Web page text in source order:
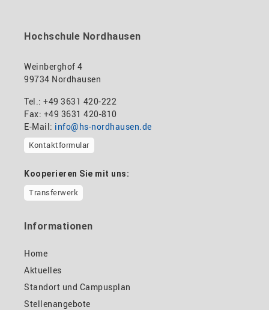
Hochschule Nordhausen
Weinberghof 4
99734 Nordhausen
Tel.: +49 3631 420-222
Fax: +49 3631 420-810
E-Mail: info@hs-nordhausen.de
Kontaktformular
Kooperieren Sie mit uns:
Transferwerk
Informationen
Home
Aktuelles
Standort und Campusplan
Stellenangebote